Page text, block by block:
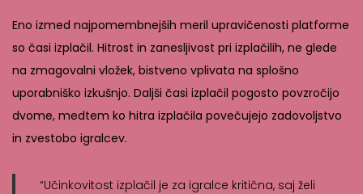
Eno izmed najpomembnejših meril upravičenosti platforme
so časi izplačil. Hitrost in zanesljivost pri izplačilih, ne glede
na zmagovalni vložek, bistveno vplivata na splošno
uporabniško izkušnjo. Daljši časi izplačil pogosto povzročijo
dvome, medtem ko hitra izplačila povečujejo zadovoljstvo
in zvestobo igralcev.
“Učinkovitost izplačil je za igralce kritična, saj želi